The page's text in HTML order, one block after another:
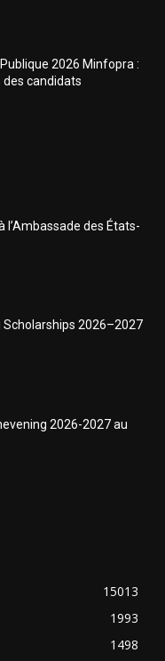
2026 Minfopra :
des candidats
l’Ambassade des États-
Scholarships 2026–2027
2026-2027 au
15013
1993
1498